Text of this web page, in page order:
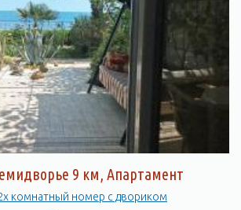
9 км, Апартамент
комнатный номер с двориком